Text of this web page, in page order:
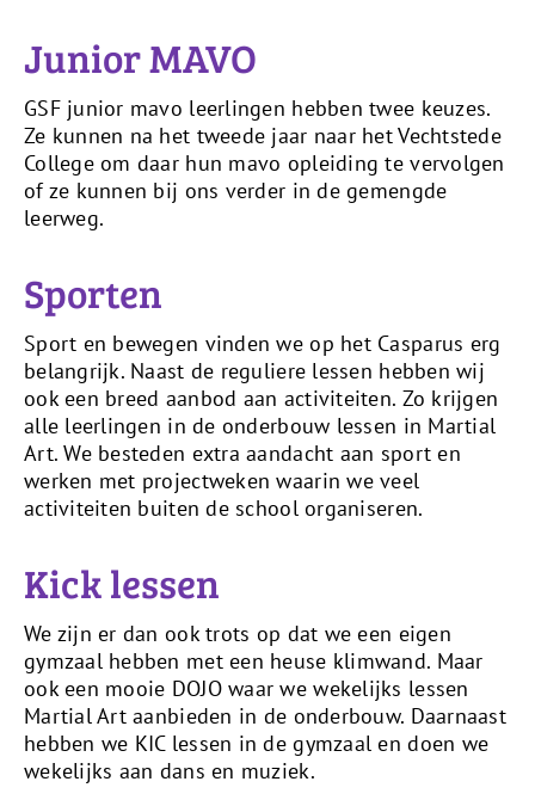
Junior MAVO
GSF junior mavo leerlingen hebben twee keuzes.
Ze kunnen na het tweede jaar naar het Vechtstede
College om daar hun mavo opleiding te vervolgen
of ze kunnen bij ons verder in de gemengde
leerweg.
Sporten
Sport en bewegen vinden we op het Casparus erg
belangrijk. Naast de reguliere lessen hebben wij
ook een breed aanbod aan activiteiten. Zo krijgen
alle leerlingen in de onderbouw lessen in Martial
Art. We besteden extra aandacht aan sport en
werken met projectweken waarin we veel
activiteiten buiten de school organiseren.
Kick lessen
We zijn er dan ook trots op dat we een eigen
gymzaal hebben met een heuse klimwand. Maar
ook een mooie DOJO waar we wekelijks lessen
Martial Art aanbieden in de onderbouw. Daarnaast
hebben we KIC lessen in de gymzaal en doen we
wekelijks aan dans en muziek.